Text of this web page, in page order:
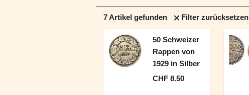
7Artikel gefunden Filter zurücksetzen
50 Schweizer
Rappen von
1929 in Silber
CHF 8.50